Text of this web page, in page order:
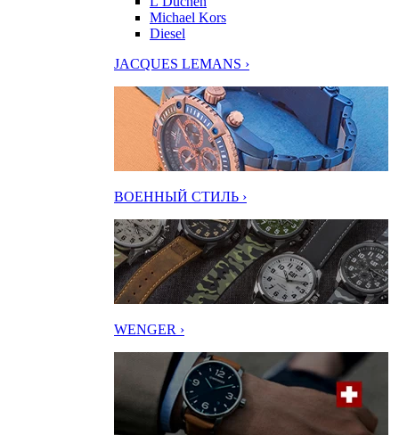
Michael Kors
Diesel
JACQUES LEMANS ›
ВОЕННЫЙ СТИЛЬ ›
WENGER ›